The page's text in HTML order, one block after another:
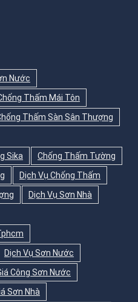
Nước
Thấm Mái Tôn
Thấm Sàn Sân Thượng
Sika
Chống Thấm Tường
Dịch Vụ Chống Thấm
Dịch Vụ Sơn Nhà
Dịch Vụ Sơn Nước
Công Sơn Nước
Sơn Nhà